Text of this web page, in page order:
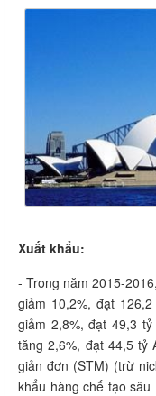
Xuất khẩu:
- Trong năm 2015-
giảm 10,2%, đạt
giảm 2,8%, đạt 49,3
tăng 2,6%, đạt 44,5 tỷ
giản đơn (STM) (trừ
khẩu hàng chế tạo